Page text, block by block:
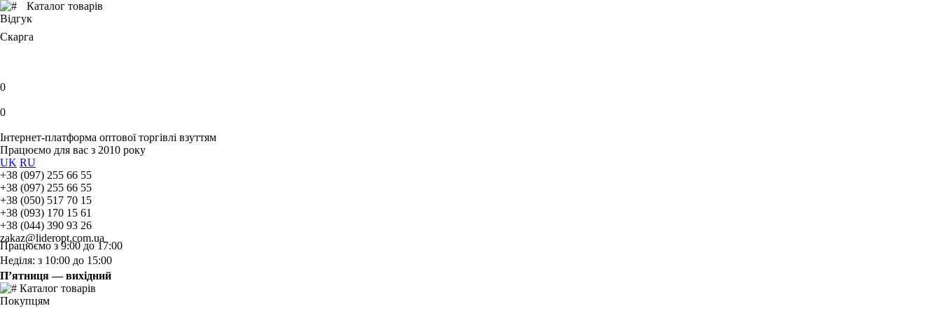
Каталог товарів
Відгук
Скарга
0
0
Інтернет-платформа оптової торгівлі взуттям
Працюємо для вас з 2010 року
UK RU
+38 (097) 255 66 55
+38 (097) 255 66 55
+38 (050) 517 70 15
+38 (093) 170 15 61
+38 (044) 390 93 26
zakaz@lideropt.com.ua
Працюємо з 9:00 до 17:00
Неділя: з 10:00 до 15:00
П’ятниця — вихідний
Каталог товарів
Покупцям